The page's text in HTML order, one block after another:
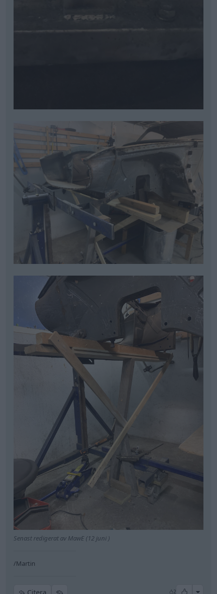
Senast redigerat av MawE (12 juni )
/Martin
Citera 2 All